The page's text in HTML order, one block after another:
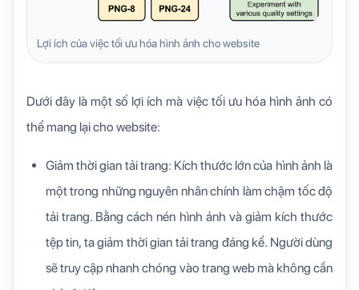
Lợi ích của việc tối ưu hóa hình ảnh cho website
Dưới đây là một số lợi ích mà việc tối ưu hóa hình ảnh có
thể mang lại cho website:
Giảm thời gian tải trang: Kích thước lớn của hình ảnh là
một trong những nguyên nhân chính làm chậm tốc độ
tải trang. Bằng cách nén hình ảnh và giảm kích thước
tệp tin, ta giảm thời gian tải trang đáng kể. Người dùng
sẽ truy cập nhanh chóng vào trang web mà không cần